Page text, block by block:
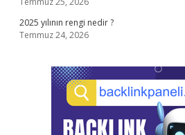
2025 yılının rengi nedir ?
Temmuz 24, 2026